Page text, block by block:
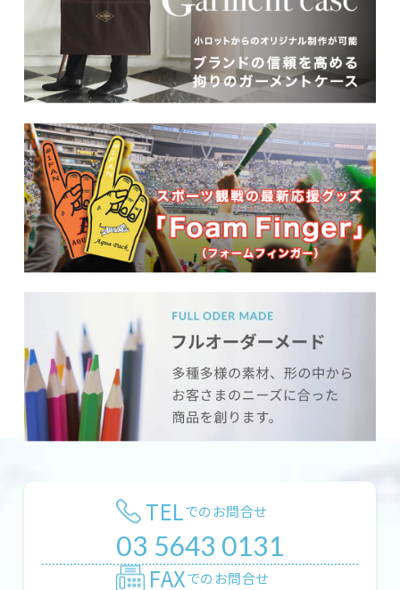
TELでのお問合せ
03 5643 0131
FAXでのお問合せ